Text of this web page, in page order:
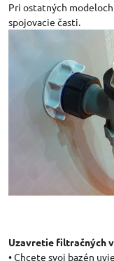
Pri ostatných
spojovacie časti.
Uzavretie filtračných
• Chcete svoj bazén